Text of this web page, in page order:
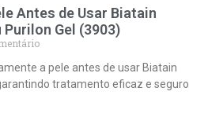
Antes de Usar Biatain
Gel (3903)
a pele antes de usar Biatain
tratamento eficaz e seguro